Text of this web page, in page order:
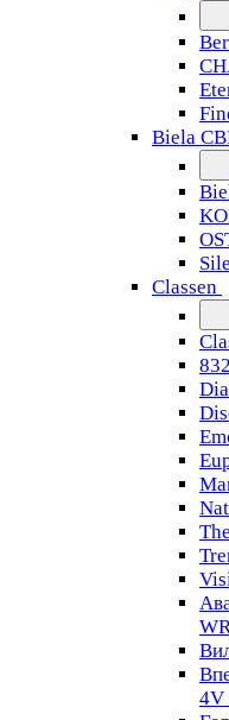
Biela
Classen
4V